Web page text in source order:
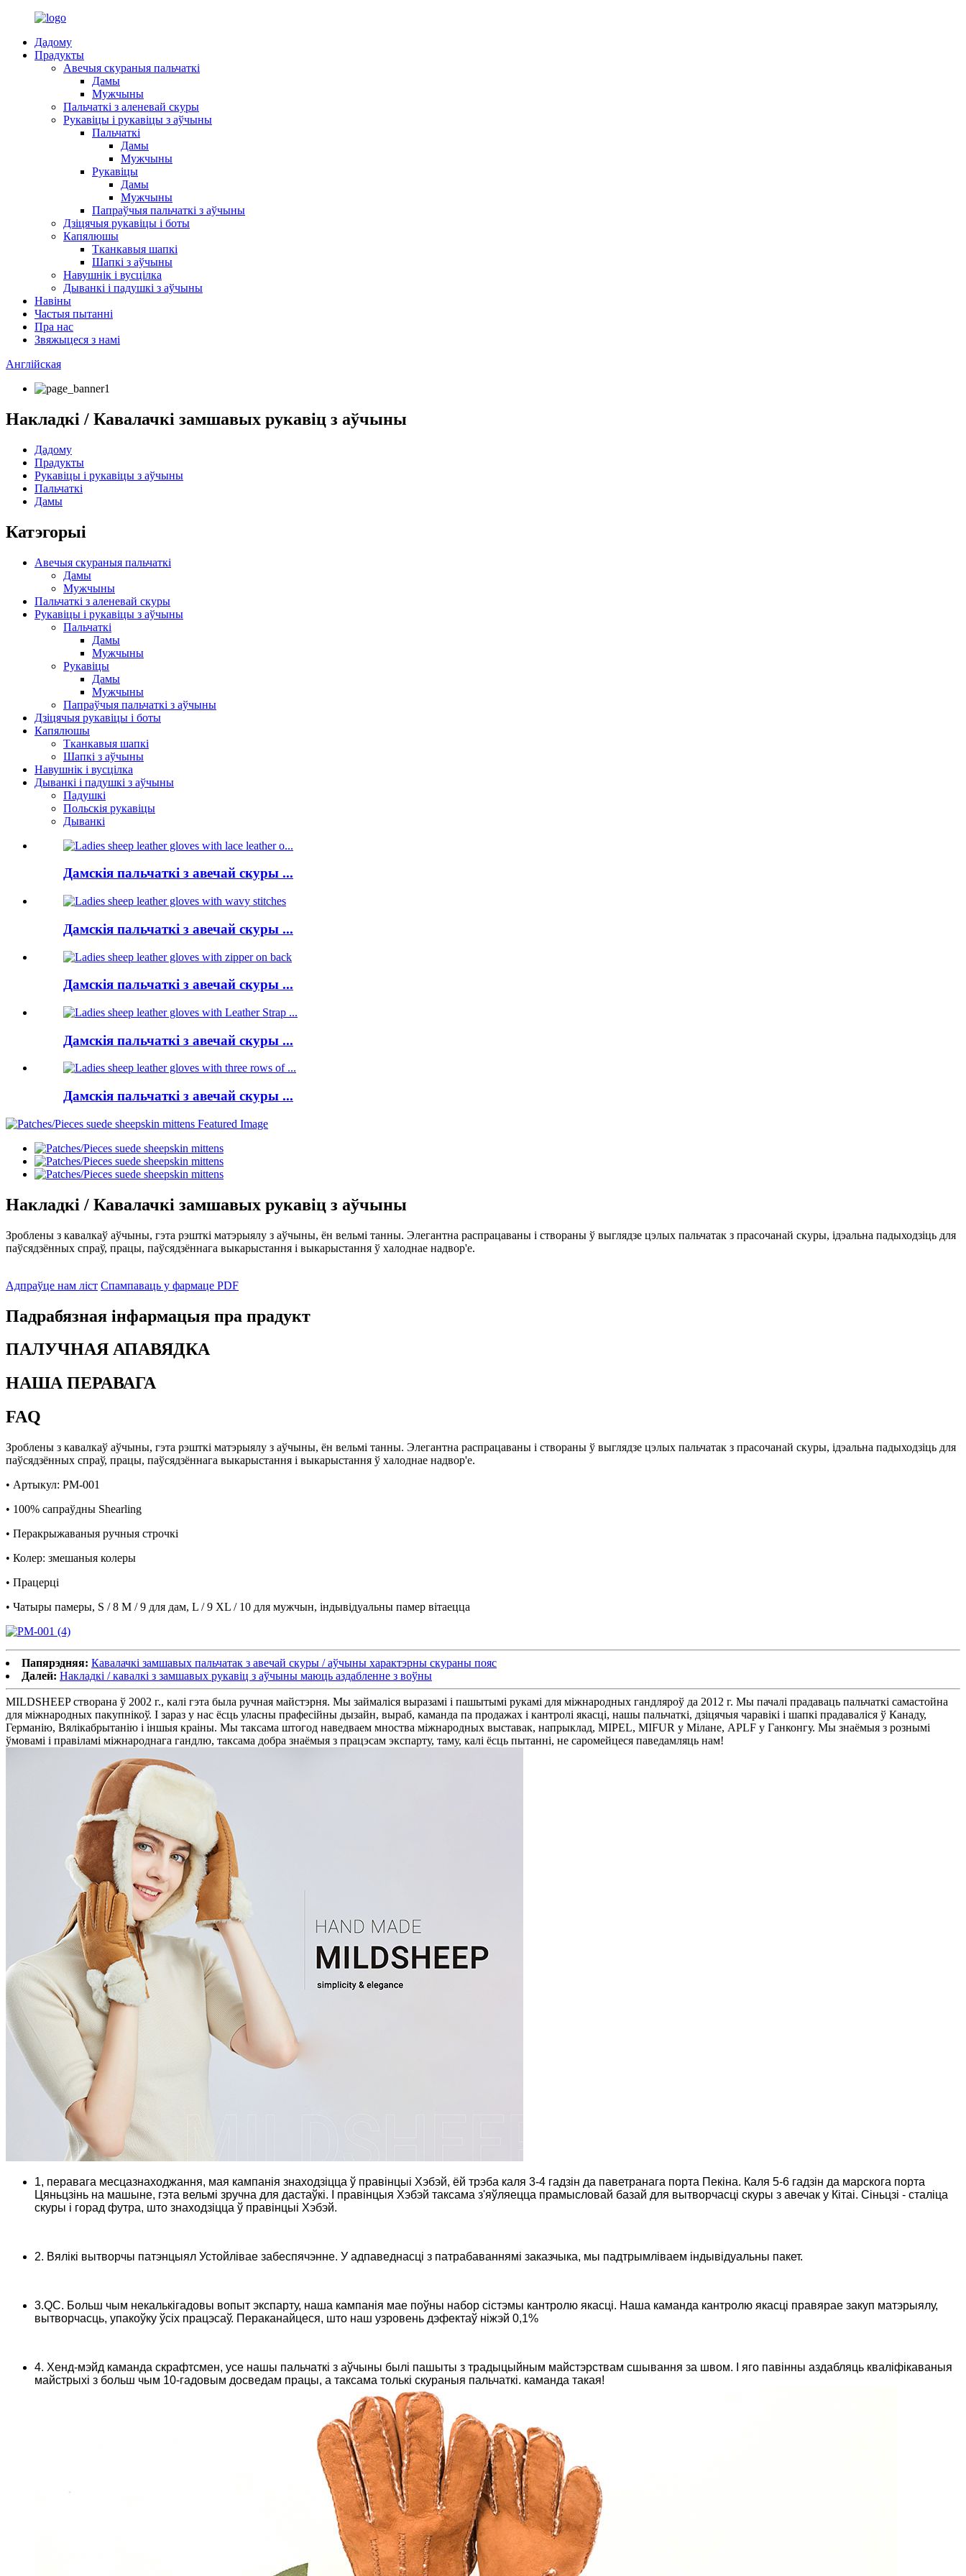
Дадому
Прадукты
Авечыя скураныя пальчаткі
Дамы
Мужчыны
Пальчаткі з аленевай скуры
Рукавіцы і рукавіцы з аўчыны
Пальчаткі
Дамы
Мужчыны
Рукавіцы
Дамы
Мужчыны
Папраўчыя пальчаткі з аўчыны
Дзіцячыя рукавіцы і боты
Капялюшы
Тканкавыя шапкі
Шапкі з аўчыны
Навушнік і вусцілка
Дыванкі і падушкі з аўчыны
Навіны
Частыя пытанні
Пра нас
Звяжыцеся з намі
Англійская
Накладкі / Кавалачкі замшавых рукавіц з аўчыны
Дадому
Прадукты
Рукавіцы і рукавіцы з аўчыны
Пальчаткі
Дамы
Катэгорыі
Авечыя скураныя пальчаткі
Дамы
Мужчыны
Пальчаткі з аленевай скуры
Рукавіцы і рукавіцы з аўчыны
Пальчаткі
Дамы
Мужчыны
Рукавіцы
Дамы
Мужчыны
Папраўчыя пальчаткі з аўчыны
Дзіцячыя рукавіцы і боты
Капялюшы
Тканкавыя шапкі
Шапкі з аўчыны
Навушнік і вусцілка
Дыванкі і падушкі з аўчыны
Падушкі
Польскія рукавіцы
Дыванкі
Дамскія пальчаткі з авечай скуры ...
Дамскія пальчаткі з авечай скуры ...
Дамскія пальчаткі з авечай скуры ...
Дамскія пальчаткі з авечай скуры ...
Дамскія пальчаткі з авечай скуры ...
Накладкі / Кавалачкі замшавых рукавіц з аўчыны
Зроблены з кавалкаў аўчыны, гэта рэшткі матэрыялу з аўчыны, ён вельмі танны. Элегантна распрацаваны і створаны ў выглядзе цэлых пальчатак з прасочанай скуры, ідэальна падыходзіць для
паўсядзённых спраў, працы, паўсядзённага выкарыстання і выкарыстання ў халоднае надвор'е.
Адпраўце нам ліст Спампаваць у фармаце PDF
Падрабязная інфармацыя пра прадукт
ПАЛУЧНАЯ АПАВЯДКА
НАША ПЕРАВАГА
FAQ
Зроблены з кавалкаў аўчыны, гэта рэшткі матэрыялу з аўчыны, ён вельмі танны. Элегантна распрацаваны і створаны ў выглядзе цэлых пальчатак з прасочанай скуры, ідэальна падыходзіць для
паўсядзённых спраў, працы, паўсядзённага выкарыстання і выкарыстання ў халоднае надвор'е.
• Артыкул: PM-001
• 100% сапраўдны Shearling
• Перакрыжаваныя ручныя строчкі
• Колер: змешаныя колеры
• Працерці
• Чатыры памеры, S / 8 M / 9 для дам, L / 9 XL / 10 для мужчын, індывідуальны памер вітаецца
Папярэдняя: Кавалачкі замшавых пальчатак з авечай скуры / аўчыны характэрны скураны пояс
Далей: Накладкі / кавалкі з замшавых рукавіц з аўчыны маюць аздабленне з воўны
MILDSHEEP створана ў 2002 г., калі гэта была ручная майстэрня. Мы займаліся выразамі і пашытымі рукамі для міжнародных гандляроў да 2012 г. Мы пачалі прадаваць пальчаткі самастойна
для міжнародных пакупнікоў. І зараз у нас ёсць уласны прафесійны дызайн, выраб, каманда па продажах і кантролі якасці, нашы пальчаткі, дзіцячыя чаравікі і шапкі прадаваліся ў Канаду,
Германію, Вялікабрытанію і іншыя краіны. Мы таксама штогод наведваем мноства міжнародных выставак, напрыклад, MIPEL, MIFUR у Мілане, APLF у Ганконгу. Мы знаёмыя з рознымі
ўмовамі і правіламі міжнароднага гандлю, таксама добра знаёмыя з працэсам экспарту, таму, калі ёсць пытанні, не саромейцеся паведамляць нам!
1, перавага месцазнаходжання, мая кампанія знаходзіцца ў правінцыі Хэбэй, ёй трэба каля 3-4 гадзін да паветранага порта Пекіна. Каля 5-6 гадзін да марскога порта
Цяньцзінь на машыне, гэта вельмі зручна для дастаўкі. І правінцыя Хэбэй таксама з'яўляецца прамысловай базай для вытворчасці скуры з авечак у Кітаі. Сіньцзі - сталіца
скуры і горад футра, што знаходзіцца ў правінцыі Хэбэй.
2. Вялікі вытворчы патэнцыял Устойлівае забеспячэнне. У адпаведнасці з патрабаваннямі заказчыка, мы падтрымліваем індывідуальны пакет.
3.QC. Больш чым некалькігадовы вопыт экспарту, наша кампанія мае поўны набор сістэмы кантролю якасці. Наша каманда кантролю якасці правярае закуп матэрыялу,
вытворчасць, упакоўку ўсіх працэсаў. Пераканайцеся, што наш узровень дэфектаў ніжэй 0,1%
4. Хенд-мэйд каманда скрафтсмен, усе нашы пальчаткі з аўчыны былі пашыты з традыцыйным майстэрствам сшывання за швом. І яго павінны аздабляць кваліфікаваныя
майстрыхі з больш чым 10-гадовым досведам працы, а таксама толькі скураныя пальчаткі. каманда такая!